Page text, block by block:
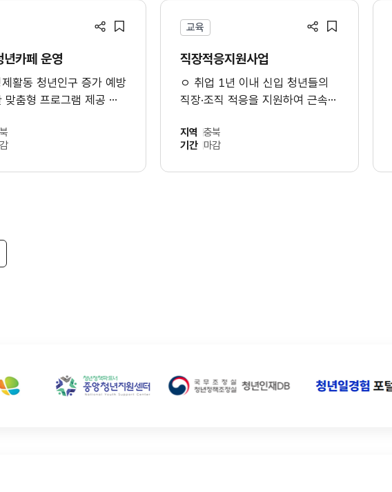
년카페 운영
활동 청년인구 증가 예방
맞춤형 프로그램 제공 및
교육
직장적응지원사업
ㅇ 취업 1년 이내 신입 청년들의
직장·조직 적응을 지원하여 근속
지역 충북
기간 마감